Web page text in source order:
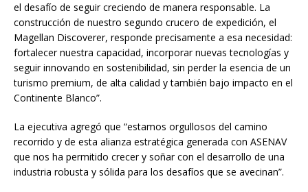
el desafío de seguir creciendo de manera responsable. La
construcción de nuestro segundo crucero de expedición, el
Magellan Discoverer, responde precisamente a esa necesidad:
fortalecer nuestra capacidad, incorporar nuevas tecnologías y
seguir innovando en sostenibilidad, sin perder la esencia de un
turismo premium, de alta calidad y también bajo impacto en el
Continente Blanco”.
La ejecutiva agregó que “estamos orgullosos del camino
recorrido y de esta alianza estratégica generada con ASENAV
que nos ha permitido crecer y soñar con el desarrollo de una
industria robusta y sólida para los desafíos que se avecinan”.